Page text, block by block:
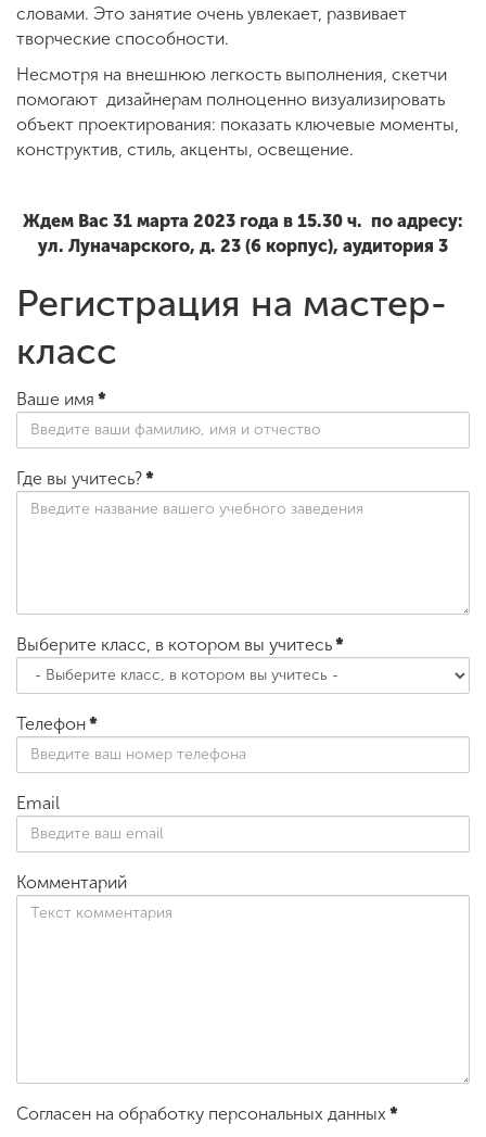
словами. Это занятие очень увлекает, развивает
творческие способности.
Несмотря на внешнюю легкость выполнения, скетчи
помогают дизайнерам полноценно визуализировать
объект проектирования: показать ключевые моменты,
конструктив, стиль, акценты, освещение.
Ждем Вас 31 марта 2023 года в 15.30 ч. по адресу:
ул. Луначарского, д. 23 (6 корпус), аудитория 3
Регистрация на мастер-
класс
Ваше имя *
Где вы учитесь?*
Выберите класс, в котором вы учитесь*
Телефон*
Email
Комментарий
Согласен на обработку персональных данных *